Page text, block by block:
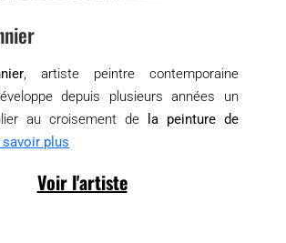
, artiste peintre contemporaine
depuis plusieurs années un
au croisement de
la peinture de
savoir plus
Voir l'artiste